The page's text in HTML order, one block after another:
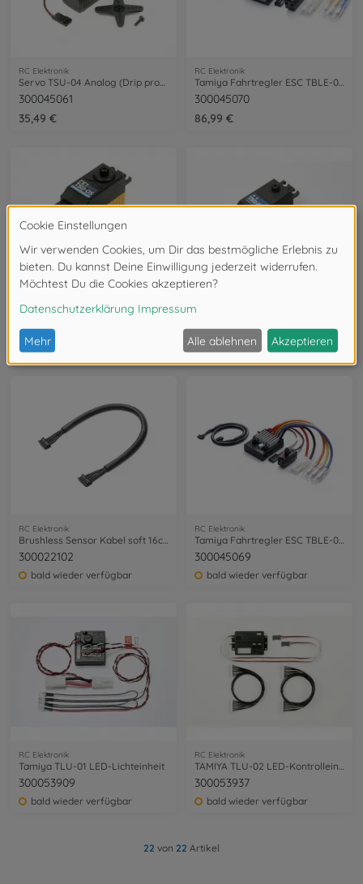
RC Elektronik
300045061
35,49 €
RC Elektronik
300045070
86,99 €
Tamiya TSU-05 Digital Servo (Drip proof)
300045062
54,99 €
TSU-06 Digital Servo Low Profile
300045065
62,99 €
RC Elektronik
300022102
bald wieder verfügbar
RC Elektronik
300045069
bald wieder verfügbar
RC Elektronik
Tamiya TLU-01 LED-Lichteinheit
300053909
bald wieder verfügbar
RC Elektronik
300053937
bald wieder verfügbar
22 von 22 Artikel